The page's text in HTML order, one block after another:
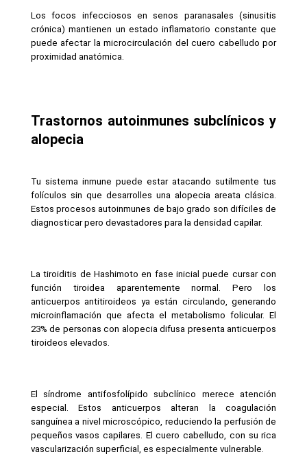
Los focos infecciosos en senos paranasales (sinusitis
crónica) mantienen un estado inflamatorio constante que
puede afectar la microcirculación del cuero cabelludo por
proximidad anatómica.
Trastornos autoinmunes subclínicos y
alopecia
Tu sistema inmune puede estar atacando sutilmente tus
folículos sin que desarrolles una alopecia areata clásica.
Estos procesos autoinmunes de bajo grado son difíciles de
diagnosticar pero devastadores para la densidad capilar.
La tiroiditis de Hashimoto en fase inicial puede cursar con
función tiroidea aparentemente normal. Pero los
anticuerpos antitiroideos ya están circulando, generando
microinflamación que afecta el metabolismo folicular. El
23% de personas con alopecia difusa presenta anticuerpos
tiroideos elevados.
El síndrome antifosfolípido subclínico merece atención
especial. Estos anticuerpos alteran la coagulación
sanguínea a nivel microscópico, reduciendo la perfusión de
pequeños vasos capilares. El cuero cabelludo, con su rica
vascularización superficial, es especialmente vulnerable.